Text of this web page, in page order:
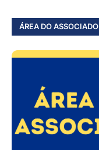
ÁREA DO ASSOCIADO